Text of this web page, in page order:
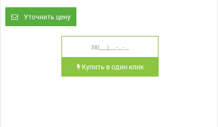
Уточнить цену
Купить в один клик